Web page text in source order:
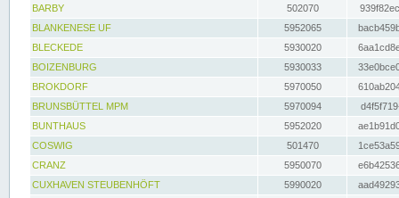
BARBY
502070
BLANKENESE UF
5952065
BLECKEDE
5930020
BOIZENBURG
5930033
BROKDORF
5970050
BRUNSBÜTTEL MPM
5970094
BUNTHAUS
5952020
COSWIG
501470
CRANZ
5950070
CUXHAVEN STEUBENHÖFT
5990020